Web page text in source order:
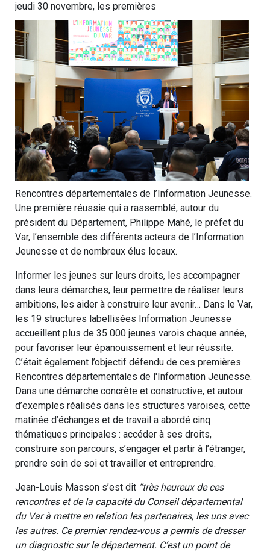
jeudi 30 novembre, les premières
Rencontres départementales de l’Information Jeunesse.
Une première réussie qui a rassemblé, autour du
président du Département, Philippe Mahé, le préfet du
Var, l’ensemble des différents acteurs de l’Information
Jeunesse et de nombreux élus locaux.
Informer les jeunes sur leurs droits, les accompagner
dans leurs démarches, leur permettre de réaliser leurs
ambitions, les aider à construire leur avenir… Dans le Var,
les 19 structures labellisées Information Jeunesse
accueillent plus de 35 000 jeunes varois chaque année,
pour favoriser leur épanouissement et leur réussite.
C’était également l’objectif défendu de ces premières
Rencontres départementales de l'Information Jeunesse.
Dans une démarche concrète et constructive, et autour
d’exemples réalisés dans les structures varoises, cette
matinée d’échanges et de travail a abordé cinq
thématiques principales : accéder à ses droits,
construire son parcours, s’engager et partir à l’étranger,
prendre soin de soi et travailler et entreprendre.
Jean-Louis Masson s’est dit “très heureux de ces
rencontres et de la capacité du Conseil départemental
du Var à mettre en relation les partenaires, les uns avec
les autres. Ce premier rendez-vous a permis de dresser
un diagnostic sur le département. C’est un point de